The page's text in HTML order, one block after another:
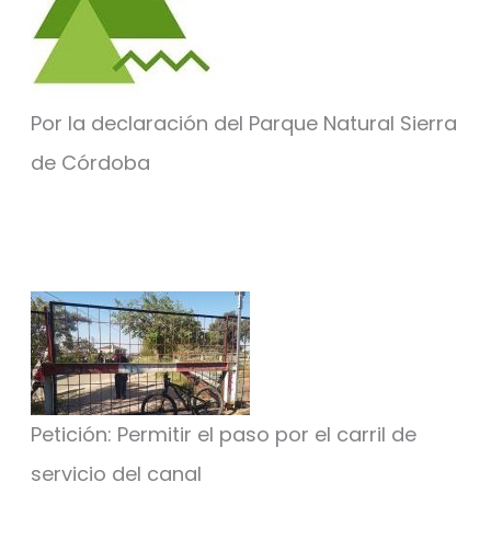
Por la declaración del Parque Natural Sierra
de Córdoba
Petición: Permitir el paso por el carril de
servicio del canal